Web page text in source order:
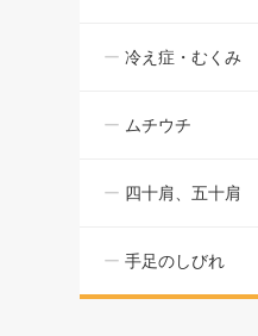
冷え症・むくみ
ムチウチ
四十肩、五十肩
手足のしびれ